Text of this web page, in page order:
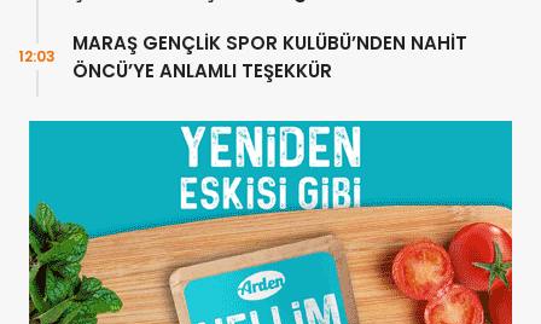
MARAŞ GENÇLİK SPOR KULÜBÜ’NDEN NAHİT
ÖNCÜ’YE ANLAMLI TEŞEKKÜR
12:03